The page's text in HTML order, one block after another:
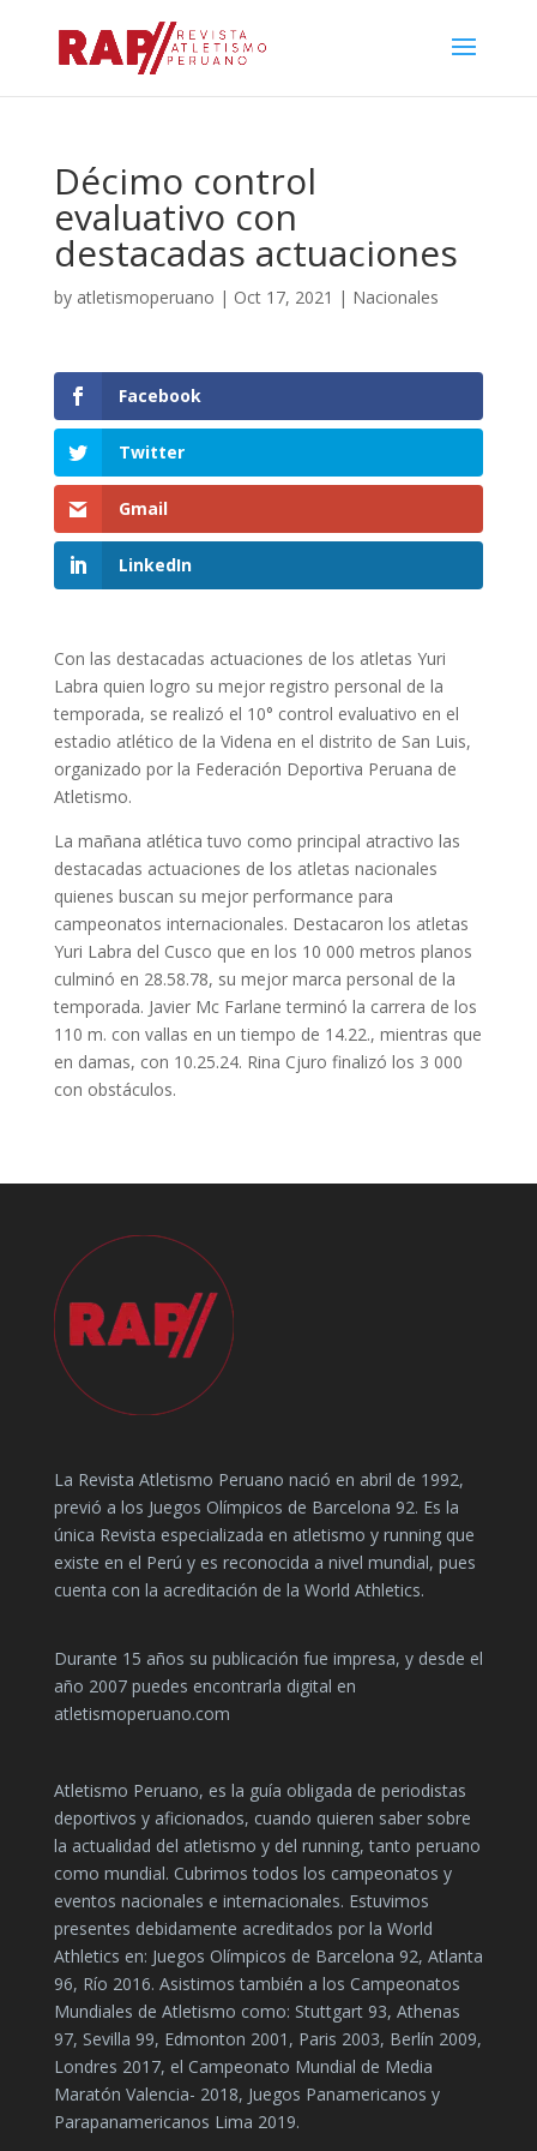
Décimo control
evaluativo con
destacadas actuaciones
by atletismoperuano | Oct 17, 2021 | Nacionales
Facebook
Twitter
Gmail
LinkedIn
Con las destacadas actuaciones de los atletas Yuri
Labra quien logro su mejor registro personal de la
temporada, se realizó el 10° control evaluativo en el
estadio atlético de la Videna en el distrito de San Luis,
organizado por la Federación Deportiva Peruana de
Atletismo.
La mañana atlética tuvo como principal atractivo las
destacadas actuaciones de los atletas nacionales
quienes buscan su mejor performance para
campeonatos internacionales. Destacaron los atletas
Yuri Labra del Cusco que en los 10 000 metros planos
culminó en 28.58.78, su mejor marca personal de la
temporada. Javier Mc Farlane terminó la carrera de los
110 m. con vallas en un tiempo de 14.22., mientras que
en damas, con 10.25.24. Rina Cjuro finalizó los 3 000
con obstáculos.
La Revista Atletismo Peruano nació en abril de 1992,
previó a los Juegos Olímpicos de Barcelona 92. Es la
única Revista especializada en atletismo y running que
existe en el Perú y es reconocida a nivel mundial, pues
cuenta con la acreditación de la World Athletics.
Durante 15 años su publicación fue impresa, y desde el
año 2007 puedes encontrarla digital en
atletismoperuano.com
Atletismo Peruano, es la guía obligada de periodistas
deportivos y aficionados, cuando quieren saber sobre
la actualidad del atletismo y del running, tanto peruano
como mundial. Cubrimos todos los campeonatos y
eventos nacionales e internacionales. Estuvimos
presentes debidamente acreditados por la World
Athletics en: Juegos Olímpicos de Barcelona 92, Atlanta
96, Río 2016. Asistimos también a los Campeonatos
Mundiales de Atletismo como: Stuttgart 93, Athenas
97, Sevilla 99, Edmonton 2001, Paris 2003, Berlín 2009,
Londres 2017, el Campeonato Mundial de Media
Maratón Valencia- 2018, Juegos Panamericanos y
Parapanamericanos Lima 2019.